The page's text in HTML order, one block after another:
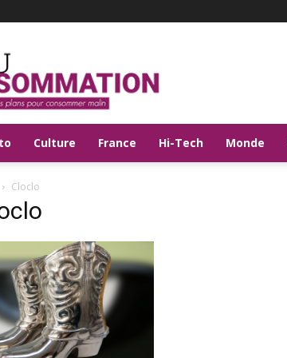
Culture France Hi-Tech Monde
Cloclo